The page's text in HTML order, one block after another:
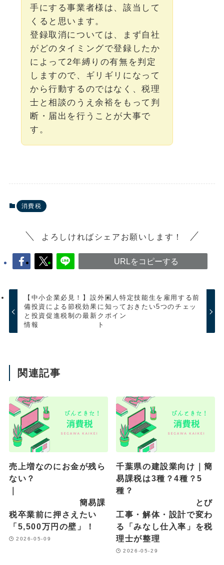
手にする事業者様は、該当して
くると思います。
登録取消については、まず自社
がどのタイミングで登録したか
によって2年縛りの有無を判定
しますので、ギリギリになって
から行動するのではなく、税理
士と相談のうえ余裕をもって判
断・届出を行うことが大事で
す。
消費税
よろしければシェアお願いします！
URLをコピーする
【中小企業必見！】設
備投資による節税効果
と投資促進税制の最新
情報
外国人特定技能生を雇用する前
に知っておきたい5つのチェッ
クポイン
ト
関連記事
売上増なのにお金が残ら
ない？
｜
簡易課
税卒業前に押さえたい
「5,500万円の壁」！
2026-05-09
千葉県の建設業向け｜簡
易課税は3種？4種？5
種？
とび
工事・解体・設計で変わ
る「みなし仕入率」を税
理士が整理
2026-05-29